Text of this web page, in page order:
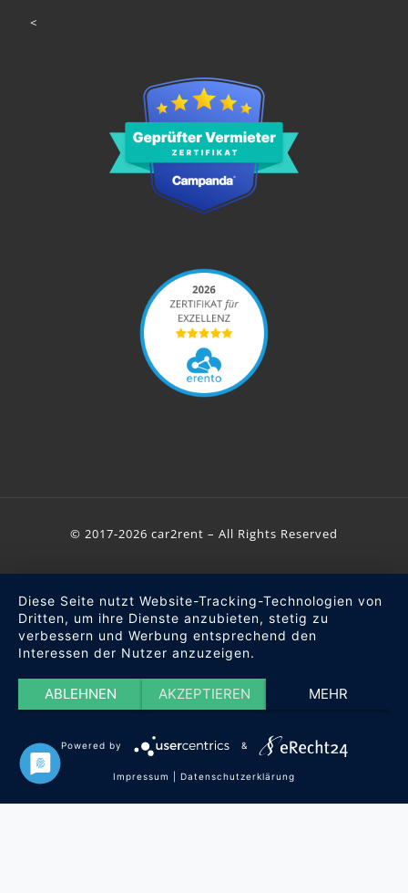
<
© 2017-2026 car2rent – All Rights Reserved
Diese Seite nutzt Website-Tracking-Technologien von
Dritten, um ihre Dienste anzubieten, stetig zu
verbessern und Werbung entsprechend den
Interessen der Nutzer anzuzeigen.
ABLEHNEN AKZEPTIEREN MEHR
Powered by &
Impressum Datenschutzerklärung